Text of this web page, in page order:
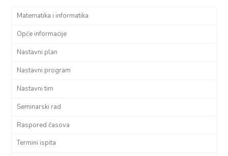
Matematika i informatika
Opće informacije
Nastavni plan
Nastavni program
Nastavni tim
Seminarski rad
Raspored časova
Termini ispita